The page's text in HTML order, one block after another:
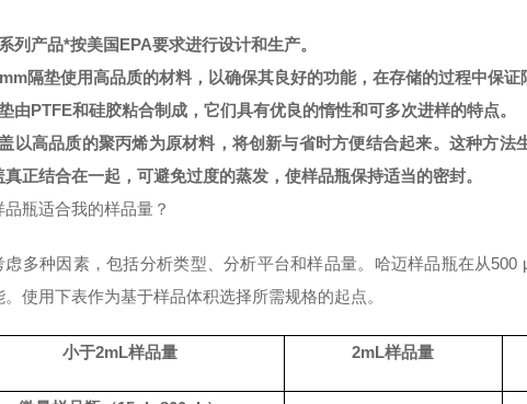
列产品*按美国EPA要求进行设计和生产。
隔垫使用高品质的材料，以确保其良好的功能，在存储的过程中保证
由PTFE和硅胶粘合制成，它们具有优良的惰性和可多次进样的特点。
以高品质的聚丙烯为原材料，将创新与省时方便结合起来。这种方
真正结合在一起，可避免过度的蒸发，使样品瓶保持适当的密封。
品瓶适合我的样品量？
虑多种因素，包括分析类型、分析平台和样品量。哈迈样品瓶在从500
。使用下表作为基于样品体积选择所需规格的起点。
小于2mL样品量 2mL样品量